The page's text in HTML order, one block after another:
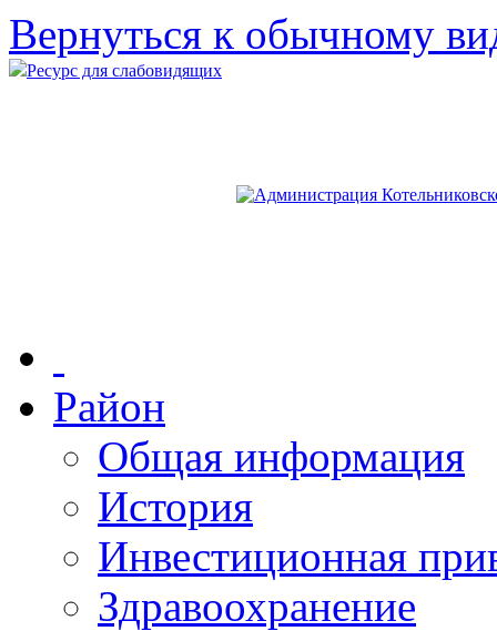
Вернуться к обычному
Ресурс для слабовидящих
Район
Общая информация
История
Инвестиционная
Здравоохранение